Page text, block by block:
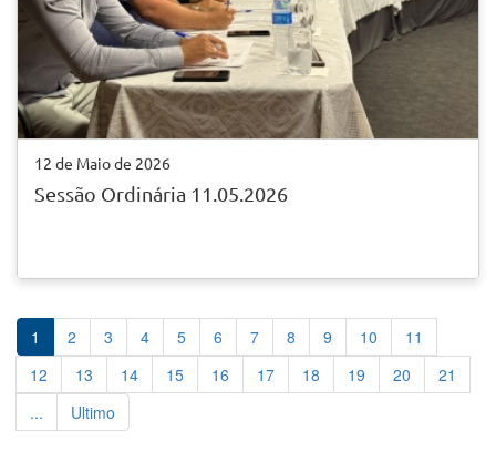
12 de Maio de 2026
Sessão Ordinária 11.05.2026
1 2 3 4 5 6 7 8 9 10
11
12
13 14 15 16 17 18 19 20
21
...
Ultimo